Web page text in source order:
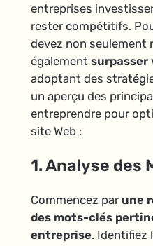
entreprises
rester compétitifs.
devez non seulement
également surpasser
adoptant des
un aperçu des
entreprendre pour
site Web :
1. Analyse des
Commencez par une
des mots-clés
entreprise. Identifiez